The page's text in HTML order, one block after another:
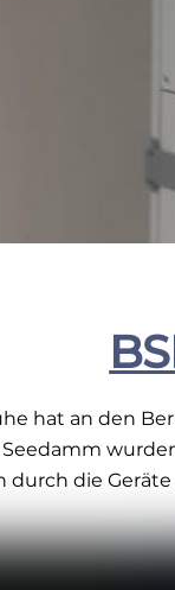
hat an den
durch die